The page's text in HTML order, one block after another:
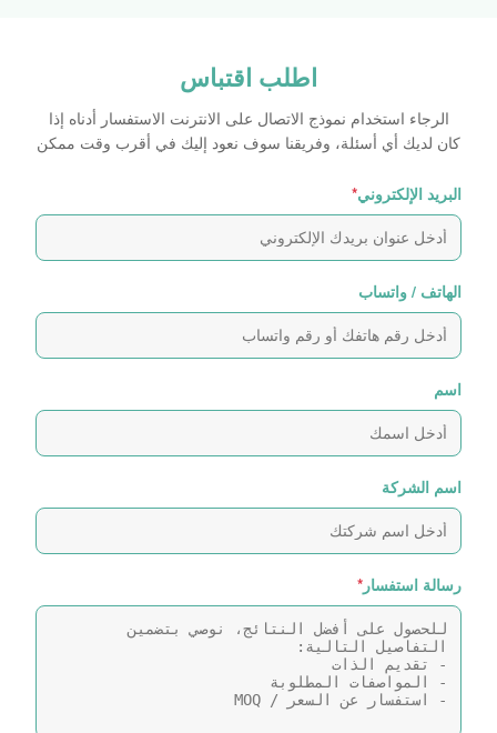
اطلب اقتباس
الرجاء استخدام نموذج الاتصال على الانترنت الاستفسار أدناه إذا
كان لديك أي أسئلة، وفريقنا سوف نعود إليك في أقرب وقت ممكن
البريد الإلكتروني*
الهاتف / واتساب
اسم
اسم الشركة
رسالة استفسار *